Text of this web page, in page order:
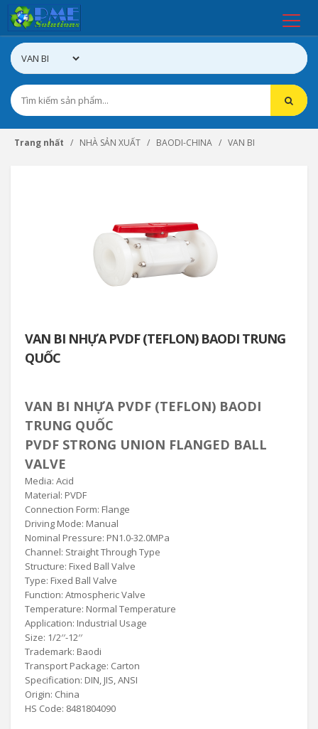
Trang nhất NHÀ SẢN XUẤT BAODI-CHINA VAN BI
VAN BI NHỰA PVDF (TEFLON) BAODI TRUNG
QUỐC
VAN BI NHỰA PVDF (TEFLON) BAODI
TRUNG QUỐC
PVDF STRONG UNION FLANGED BALL
VALVE
Media: Acid
Material: PVDF
Connection Form: Flange
Driving Mode: Manual
Nominal Pressure: PN1.0-32.0MPa
Channel: Straight Through Type
Structure: Fixed Ball Valve
Type: Fixed Ball Valve
Function: Atmospheric Valve
Temperature: Normal Temperature
Application: Industrial Usage
Size: 1/2′′-12′′
Trademark: Baodi
Transport Package: Carton
Specification: DIN, JIS, ANSI
Origin: China
HS Code: 8481804090